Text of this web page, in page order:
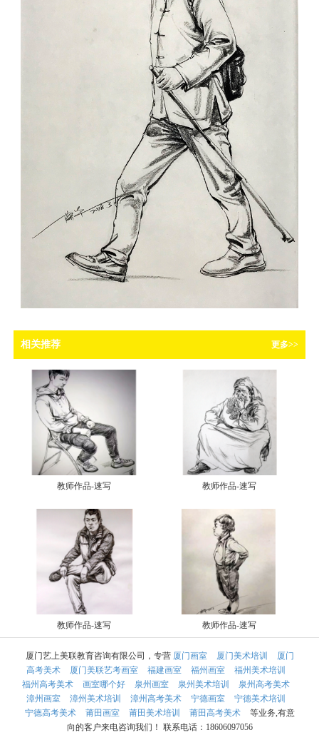
相关推荐 更多>>
教师作品-速写 教师作品-速写
教师作品-速写 教师作品-速写
厦门艺上美联教育咨询有限公司，专营 厦门画室 厦门美术培训
厦门
高考美术
厦门美联艺考画室 福建画室 福州画室
福州美术培训
福州高考美术
画室哪个好 泉州画室 泉州美术培训
泉州高考美术
漳州画室
漳州美术培训 漳州高考美术 宁德画室
宁德美术培训
宁德高考美术
莆田画室 莆田美术培训 莆田高考美术
等业务,有意
向的客户来电咨询我们！ 联系电话：18606097056